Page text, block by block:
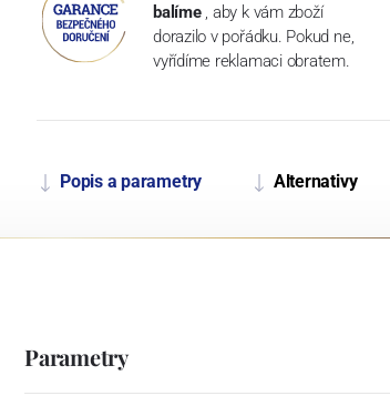
balíme , aby k vám zboží
dorazilo v pořádku. Pokud ne,
vyřídíme reklamaci obratem.
Popis a parametry Alternativy
Parametry